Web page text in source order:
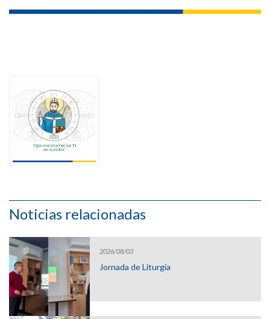
Noticias relacionadas
2026/08/03
Jornada de Liturgia